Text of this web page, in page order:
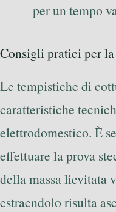
per un tempo
Consigli pratici per
Le tempistiche di
caratteristiche
elettrodomestico. È
effettuare la prova
della massa lievitata
estraendolo risulta